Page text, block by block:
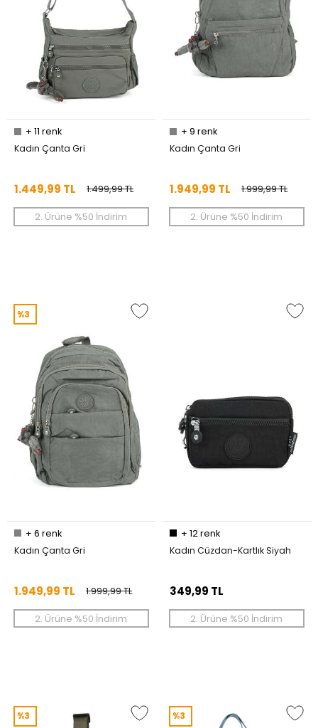
+ 11 renk
Kadın Çanta Gri
1.499,99 TL
1.449,99 TL
2. Ürüne %50 İndirim
+ 9 renk
Kadın Çanta Gri
1.999,99 TL
1.949,99 TL
2. Ürüne %50 İndirim
%3
+ 6 renk
Kadın Çanta Gri
1.999,99 TL
1.949,99 TL
2. Ürüne %50 İndirim
+ 12renk
Kadın Cüzdan-Kartlık Siyah
349,99 TL
2. Ürüne %50 İndirim
%3 %3